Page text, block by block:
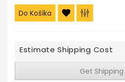
Do Košíka
Estimate Shipping Cost
Get